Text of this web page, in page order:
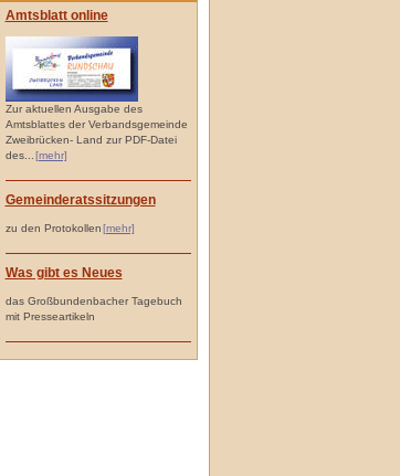
Amtsblatt online
Zur aktuellen Ausgabe des
Amtsblattes der Verbandsgemeinde
Zweibrücken- Land zur PDF-Datei
des...
[mehr]
Gemeinderatssitzungen
zu den Protokollen[mehr]
Was gibt es Neues
das Großbundenbacher Tagebuch
mit Presseartikeln